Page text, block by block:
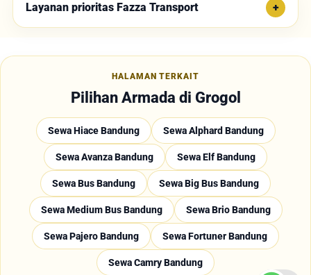
Layanan prioritas Fazza Transport
HALAMAN TERKAIT
Pilihan Armada di Grogol
Sewa Hiace Bandung Sewa Alphard Bandung
Sewa Avanza Bandung Sewa Elf Bandung
Sewa Bus Bandung Sewa Big Bus Bandung
Sewa Medium Bus Bandung Sewa Brio Bandung
Sewa Pajero Bandung Sewa Fortuner Bandung
Sewa Camry Bandung